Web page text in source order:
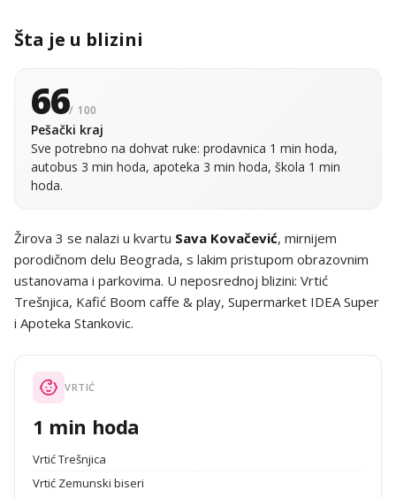
Šta je u blizini
66/ 100
Pešački kraj
Sve potrebno na dohvat ruke: prodavnica 1 min hoda,
autobus 3 min hoda, apoteka 3 min hoda, škola 1 min
hoda.
Žirova 3 se nalazi u kvartu Sava Kovačević, mirnijem
porodičnom delu Beograda, s lakim pristupom obrazovnim
ustanovama i parkovima. U neposrednoj blizini: Vrtić
Trešnjica, Kafić Boom caffe & play, Supermarket IDEA Super
i Apoteka Stankovic.
VRTIĆ
1 min hoda
Vrtić Trešnjica
Vrtić Zemunski biseri